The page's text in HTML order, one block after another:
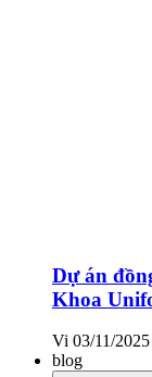
Dự án
Khoa
Vi 03/11/2025
blog